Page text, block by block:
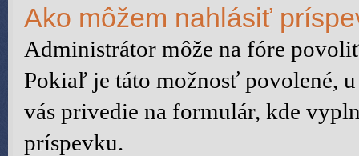
Ako môžem nahlásiť
Administrátor môže na fóre
Pokiaľ je táto možnosť povolené,
vás privedie na formulár, kde
príspevku.